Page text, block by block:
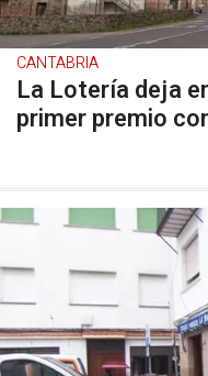
CANTABRIA
La Lotería deja
primer premio